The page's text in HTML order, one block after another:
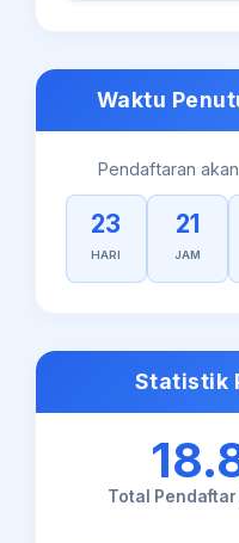
Waktu
Pendaftaran
23
HARI
21
JAM
Statistik
Total